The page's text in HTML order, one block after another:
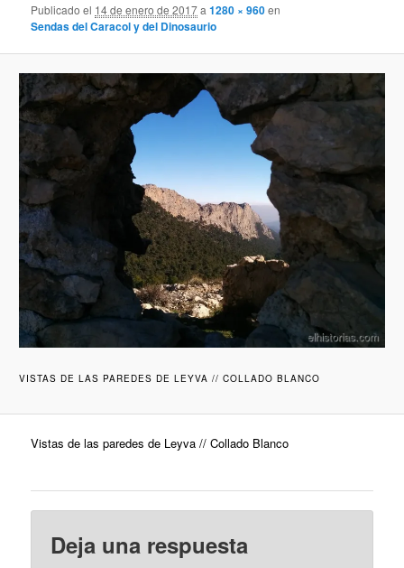
Publicado el 14 de enero de 2017a1280 × 960en
Sendas del Caracol y del Dinosaurio
VISTAS DE LAS PAREDES DE LEYVA // COLLADO BLANCO
Vistas de las paredes de Leyva // Collado Blanco
Deja una respuesta